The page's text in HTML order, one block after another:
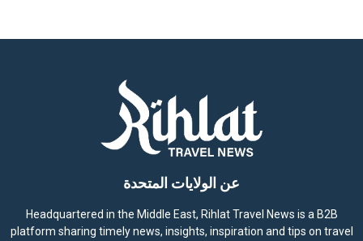
عن الولايات المتحدة
Headquartered in the Middle East, Rihlat Travel News is a B2B
platform sharing timely news, insights, inspiration and tips on travel